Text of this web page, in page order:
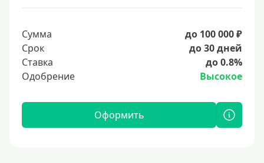
Сумма
до 100 000 ₽
Срок
до 30 дней
Ставка
до 0.8%
Одобрение
Высокое
Оформить